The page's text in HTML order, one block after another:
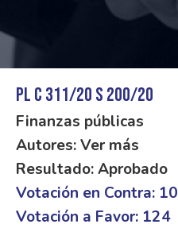
PL C 311/20 S 200/20
Finanzas públicas
Autores: Ver más
Resultado: Aprobado
Votación en Contra: 10
Votación a Favor: 124